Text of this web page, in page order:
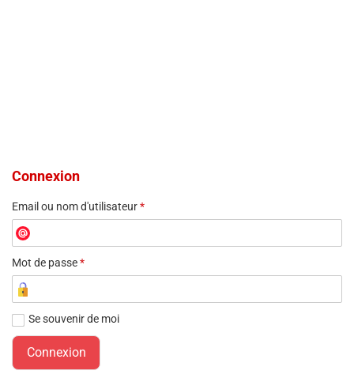
Connexion
Email ou nom d'utilisateur*
Mot de passe*
Se souvenir de moi